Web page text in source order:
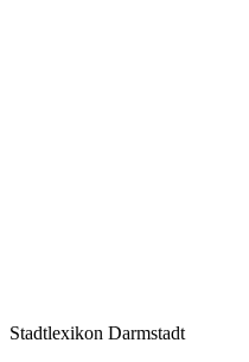
Stadtlexikon Darmstadt